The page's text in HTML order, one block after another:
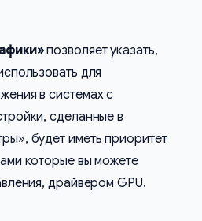
позволяет указать,
для
в системах с
сделанные в
будет иметь приоритет
которые вы можете
драйвером GPU.